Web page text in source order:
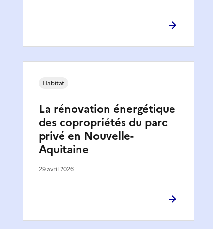
La rénovation énergétique
des copropriétés du parc
privé en Nouvelle-
Aquitaine
Habitat
29 avril 2026